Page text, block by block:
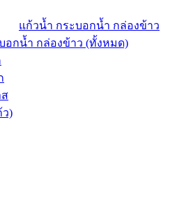
แก้วน้ำ กระบอกน้ำ กล่องข้าว
อกน้ำ กล่องข้าว (ทั้งหมด)
ว)